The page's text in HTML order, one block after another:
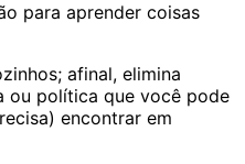
para aprender coisas
afinal, elimina
ou política que você pode
encontrar em